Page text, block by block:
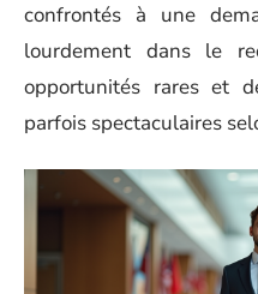
confrontés à une
lourdement dans le
opportunités rares et
parfois spectaculaires